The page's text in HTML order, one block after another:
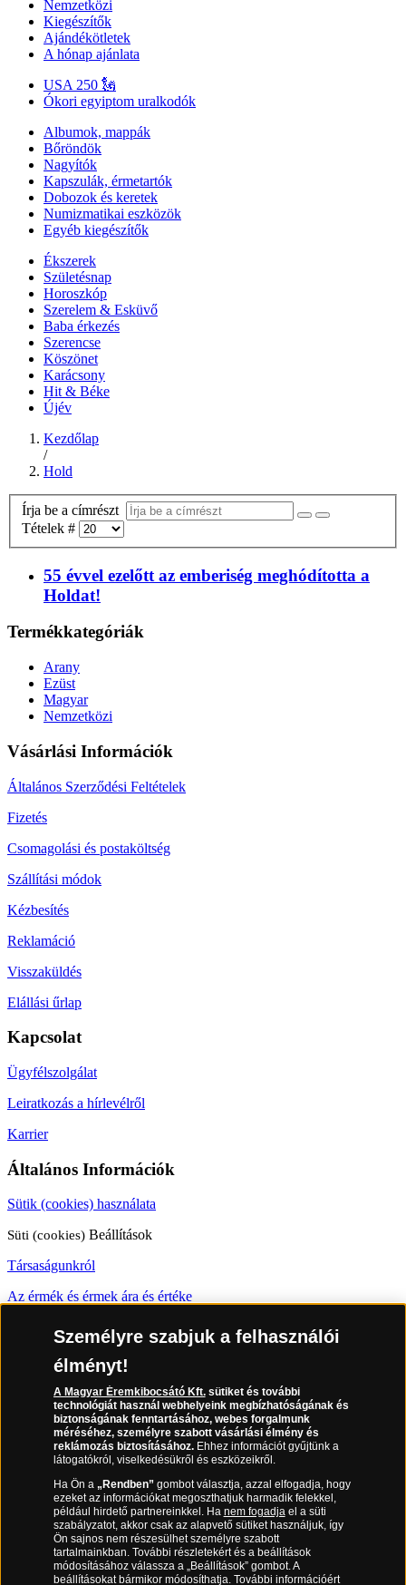
Nemzetközi
Kiegészítők
Ajándékötletek
A hónap ajánlata
USA 250 🗽
Ókori egyiptom uralkodók
Albumok, mappák
Bőröndök
Nagyítók
Kapszulák, érmetartók
Dobozok és keretek
Numizmatikai eszközök
Egyéb kiegészítők
Ékszerek
Születésnap
Horoszkóp
Szerelem & Esküvő
Baba érkezés
Szerencse
Köszönet
Karácsony
Hit & Béke
Újév
Kezdőlap
/
Hold
Írja be a címrészt
Tételek #
55 évvel ezelőtt az emberiség meghódította a
Holdat!
Termékkategóriák
Arany
Ezüst
Magyar
Nemzetközi
Vásárlási Információk
Általános Szerződési Feltételek
Fizetés
Csomagolási és postaköltség
Szállítási módok
Kézbesítés
Reklamáció
Visszaküldés
Elállási űrlap
Kapcsolat
Ügyfélszolgálat
Leiratkozás a hírlevélről
Karrier
Általános Információk
Sütik (cookies) használata
Süti (cookies) Beállítások
Társaságunkról
Az érmék és érmek ára és értéke
Gyakran ismételt kérdések
Adatkezelés
06 80 888 889
(díjmentesen hívható hétfőtől csütörtökig 9.00 és 17.00 óra között,
péntekenként 9.00 és 15.00 óra között)
Személyre szabjuk a felhasználói
élményt!
A Magyar Éremkibocsátó Kft.sütiket és további
technológiát használ webhelyeink megbízhatóságának és
biztonságának fenntartásához, webes forgalmunk
méréséhez, személyre szabott vásárlási élmény és
reklámozás biztosításához.Ehhez információt gyűjtünk a
látogatókról, viselkedésükről és eszközeikről.
Ha Ön a „Rendben”gombot választja, azzal elfogadja, hogy
ezeket az információkat megoszthatjuk harmadik felekkel,
például hirdető partnereinkkel. Ha nem fogadjael a süti
szabályzatot, akkor csak az alapvető sütiket használjuk, így
Ön sajnos nem részesülhet személyre szabott
tartalmainkban. További részletekért és a beállítások
módosításához válassza a „Beállítások” gombot. A
beállításokat bármikor módosíthatja. További információért